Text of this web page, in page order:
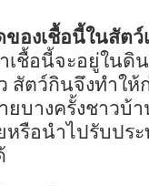
ของเชื้อนี้ในสัต
เชื้อนี้จะอยู่ใน
สัตว์กินจึงทำให้
บางครั้งชาวบ้
หรือนำไปรับปร